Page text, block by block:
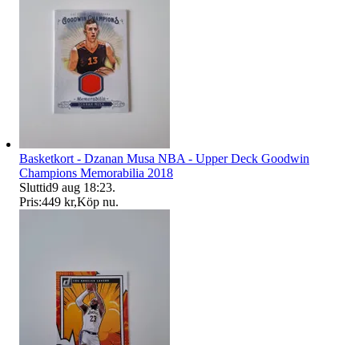
Basketkort - Dzanan Musa NBA - Upper Deck Goodwin
Champions Memorabilia 2018
Sluttid9 aug 18:23.
Pris:449 kr,Köp nu.